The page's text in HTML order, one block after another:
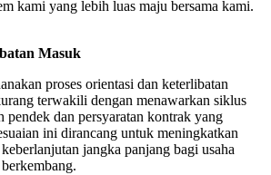
kami yang lebih luas maju bersama kami.
Masuk
proses orientasi dan keterlibatan
terwakili dengan menawarkan siklus
pendek dan persyaratan kontrak yang
ini dirancang untuk meningkatkan
jangka panjang bagi usaha